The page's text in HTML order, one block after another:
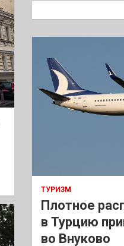
к
ТУРИЗМ
Плотное
в Турцию
во Внуково